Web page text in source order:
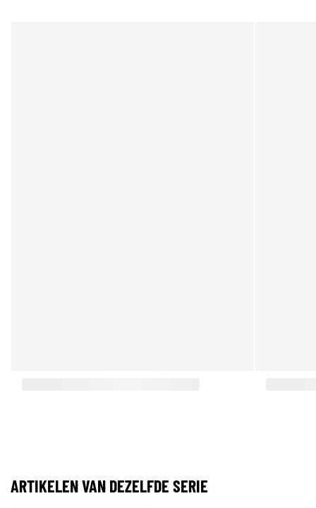
ARTIKELEN VAN DEZELFDE SERIE